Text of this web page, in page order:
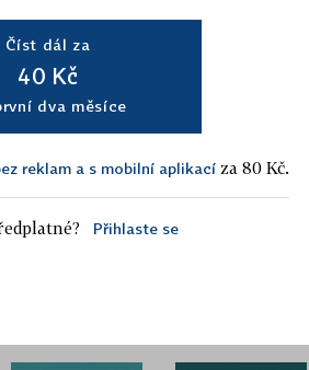
Číst dál za
40 Kč
dva měsíce
reklam a s mobilní aplikací za 80 Kč.
Přihlaste se